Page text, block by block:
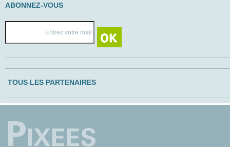
ABONNEZ-VOUS
TOUS LES PARTENAIRES